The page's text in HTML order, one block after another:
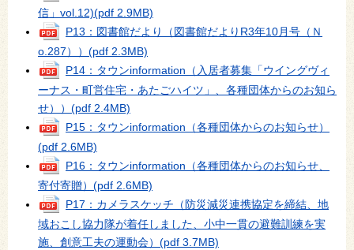
信」vol.12)(pdf 2.9MB)
P13：図書館だより（図書館だよりR3年10月号（Ｎ
o.287）） (pdf 2.3MB)
P14：タウンinformation（入居者募集「ウイングヴィ
ーナス・町営住宅・あたごハイツ」、各種団体からのお知ら
せ）） (pdf 2.4MB)
P15：タウンinformation（各種団体からのお知らせ）
(pdf 2.6MB)
P16：タウンinformation（各種団体からのお知らせ、
寄付寄贈） (pdf 2.6MB)
P17：カメラスケッチ（防災減災連携協定を締結、地
域おこし協力隊が着任しました、小中一貫の避難訓練を実
施、創意工夫の運動会） (pdf 3.7MB)